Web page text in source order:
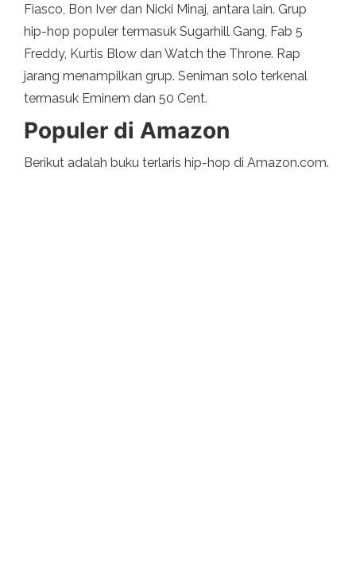
Fiasco, Bon Iver dan Nicki Minaj, antara lain. Grup
hip-hop populer termasuk Sugarhill Gang, Fab 5
Freddy, Kurtis Blow dan Watch the Throne. Rap
jarang menampilkan grup. Seniman solo terkenal
termasuk Eminem dan 50 Cent.
Populer di Amazon
Berikut adalah buku terlaris hip-hop di Amazon.com.